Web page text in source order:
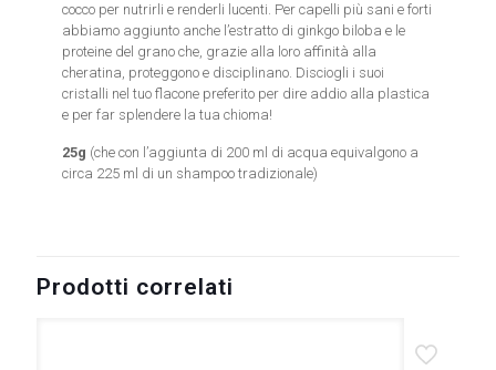
cocco per nutrirli e renderli lucenti. Per capelli più sani e forti
abbiamo aggiunto anche l’estratto di ginkgo biloba e le
proteine del grano che, grazie alla loro affinità alla
cheratina, proteggono e disciplinano. Disciogli i suoi
cristalli nel tuo flacone preferito per dire addio alla plastica
e per far splendere la tua chioma!
25g (che con l’aggiunta di 200 ml di acqua equivalgono a
circa 225 ml di un shampoo tradizionale)
Prodotti correlati